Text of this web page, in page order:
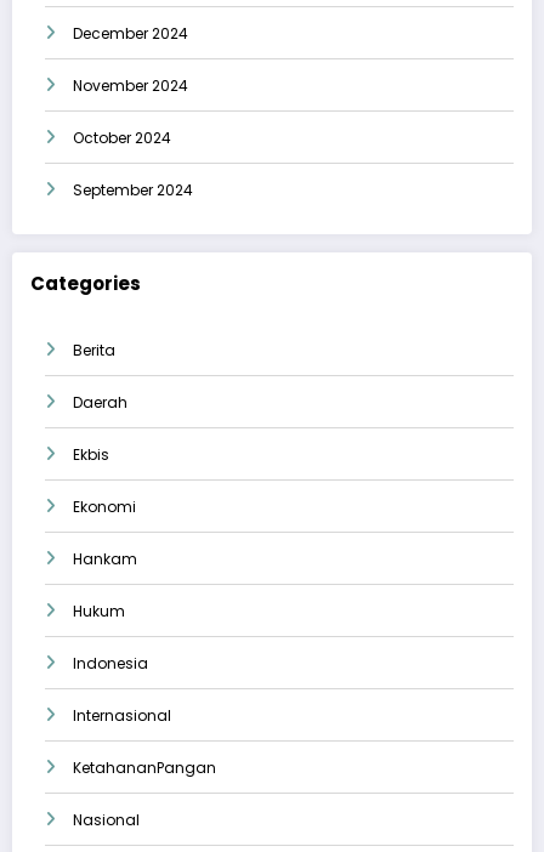
December 2024
November 2024
October 2024
September 2024
Categories
Berita
Daerah
Ekbis
Ekonomi
Hankam
Hukum
Indonesia
Internasional
KetahananPangan
Nasional